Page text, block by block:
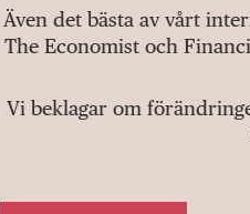
Även det bästa av vårt
The Economist och
Vi beklagar om